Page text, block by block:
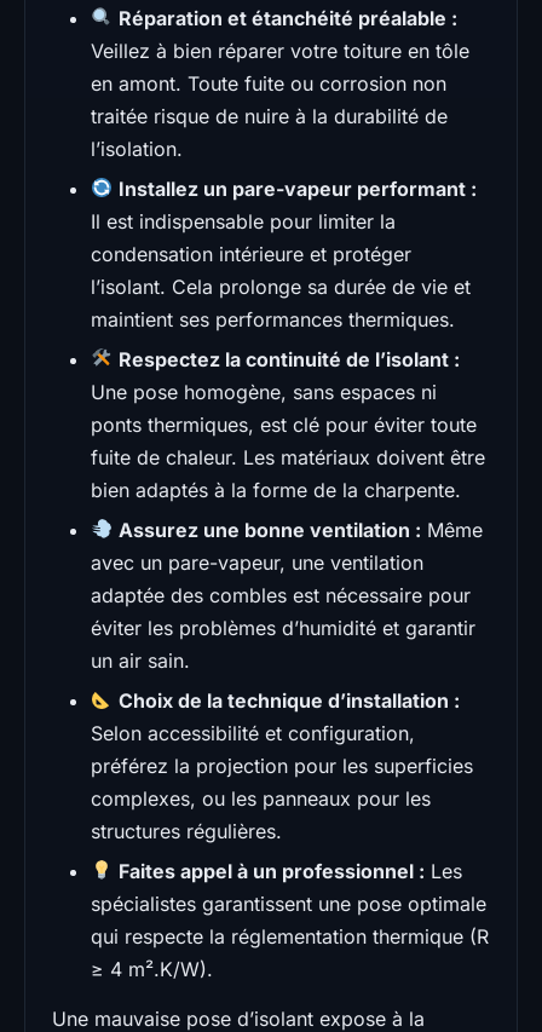
Réparation et étanchéité préalable :
Veillez à bien réparer votre toiture en tôle
en amont. Toute fuite ou corrosion non
traitée risque de nuire à la durabilité de
l’isolation.
Installez un pare-vapeur performant :
Il est indispensable pour limiter la
condensation intérieure et protéger
l’isolant. Cela prolonge sa durée de vie et
maintient ses performances thermiques.
Respectez la continuité de l’isolant :
Une pose homogène, sans espaces ni
ponts thermiques, est clé pour éviter toute
fuite de chaleur. Les matériaux doivent être
bien adaptés à la forme de la charpente.
Assurez une bonne ventilation : Même
avec un pare-vapeur, une ventilation
adaptée des combles est nécessaire pour
éviter les problèmes d’humidité et garantir
un air sain.
Choix de la technique d’installation :
Selon accessibilité et configuration,
préférez la projection pour les superficies
complexes, ou les panneaux pour les
structures régulières.
Faites appel à un professionnel : Les
spécialistes garantissent une pose optimale
qui respecte la réglementation thermique (R
≥ 4 m².K/W).
Une mauvaise pose d’isolant expose à la